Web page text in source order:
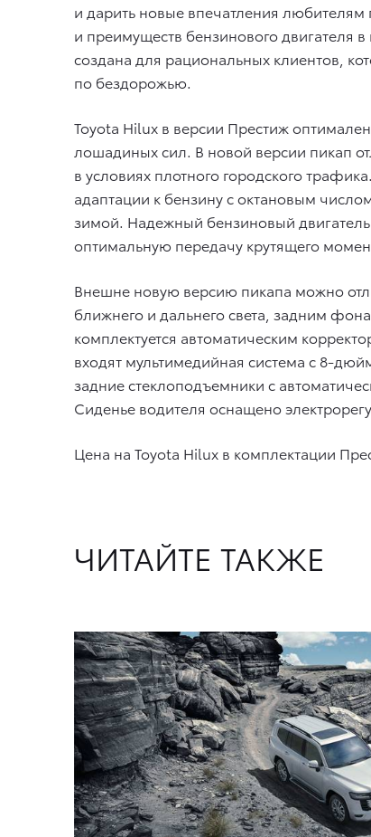
и дарить новые впечатления
и преимуществ бензинового двигателя
создана для рациональных клиентов,
по бездорожью.
Toyota Hilux в версии Престиж
лошадиных сил. В новой версии пикап
в условиях плотного городского
адаптации к бензину с октановым
зимой. Надежный бензиновый
оптимальную передачу крутящего
Внешне новую версию пикапа можно
ближнего и дальнего света, задним
комплектуется автоматическим
входят мультимедийная система с 8-
задние стеклоподъемники с
Сиденье водителя оснащено
Цена на Toyota Hilux в комплектации
ЧИТАЙТЕ ТАКЖЕ